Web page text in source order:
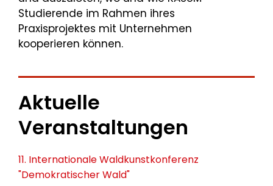
Studierende im Rahmen ihres
Praxisprojektes mit Unternehmen
kooperieren können.
Aktuelle
Veranstaltungen
11. Internationale Waldkunstkonferenz
"Demokratischer Wald"